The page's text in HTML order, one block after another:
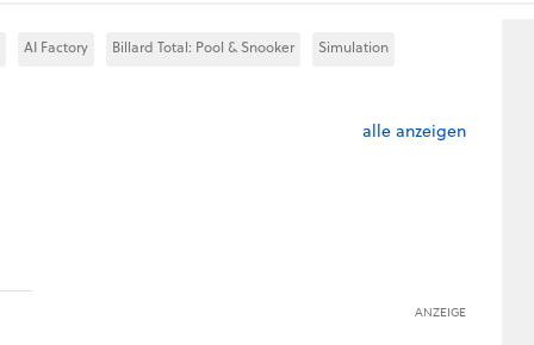
AI Factory Billard Total: Pool & Snooker Simulation
alle anzeigen
ANZEIGE